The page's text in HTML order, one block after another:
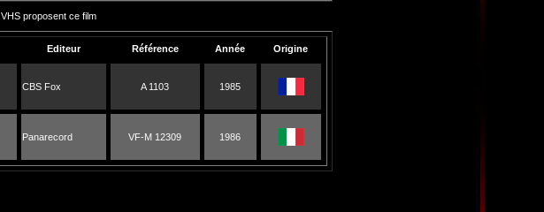
VHS proposent ce film
Editeur Référence Année Origine
CBS Fox A 1103 1985
Panarecord VF-M 12309 1986